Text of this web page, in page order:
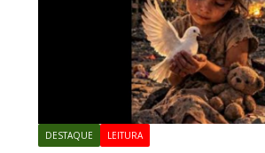
DESTAQUE LEITURA